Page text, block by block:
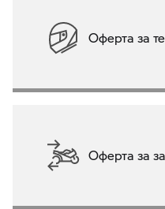
Оферта за
Оферта за